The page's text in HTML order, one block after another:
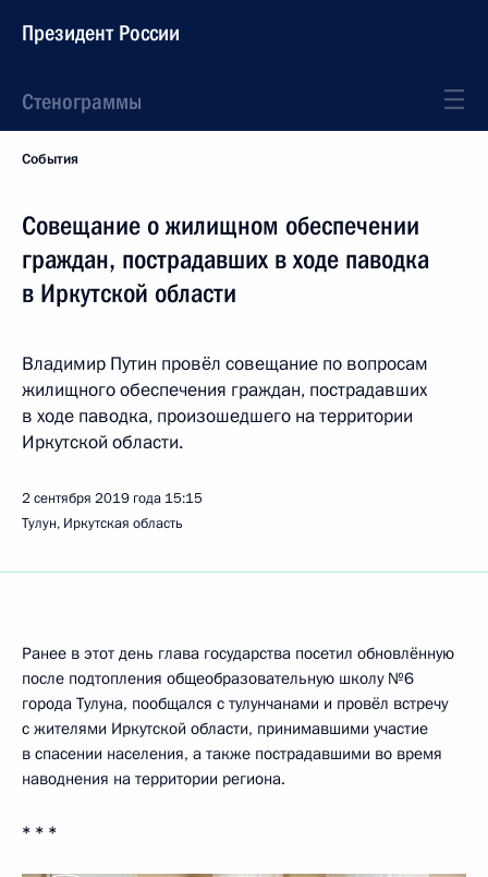
Президент России
Стенограммы
События
Совещание о жилищном обеспечении
граждан, пострадавших в ходе паводка
в Иркутской области
Владимир Путин провёл совещание по вопросам
жилищного обеспечения граждан, пострадавших
в ходе паводка, произошедшего на территории
Иркутской области.
2 сентября 2019 года 15:15
Тулун, Иркутская область
Ранее в этот день глава государства посетил обновлённую
после подтопления общеобразовательную школу №6
города Тулуна, пообщался с тулунчанами и провёл встречу
с жителями Иркутской области, принимавшими участие
в спасении населения, а также пострадавшими во время
наводнения на территории региона.
* * *